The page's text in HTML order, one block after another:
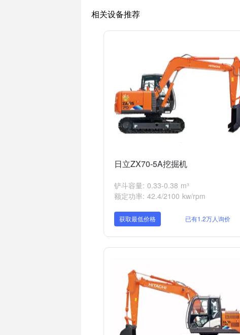
相关设备推荐
日立ZX70-5A挖掘机
铲斗容量: 0.33-0.38 m³
额定功率: 42.4/2100 kw/rpm
获取最低价格 已有1.2万人询价